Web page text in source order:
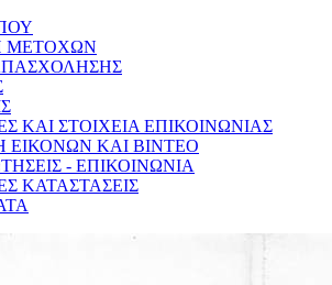
ΜΕΤΟΧΩΝ
ΚΑΙ ΣΤΟΙΧΕΙΑ ΕΠΙΚΟΙΝΩΝΙΑΣ
ΕΙΚΟΝΩΝ ΚΑΙ ΒΙΝΤΕΟ
- ΕΠΙΚΟΙΝΩΝΙΑ
ΚΑΤΑΣΤΑΣΕΙΣ